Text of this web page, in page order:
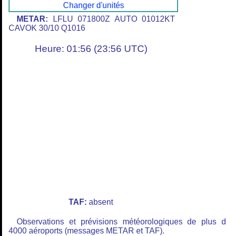
Changer d'unités
METAR: LFLU 071800Z AUTO 01012KT
CAVOK 30/10 Q1016
Heure: 01:56 (23:56 UTC)
TAF: absent
Observations et prévisions météorologiques de plus
4000 aéroports (messages METAR et TAF).